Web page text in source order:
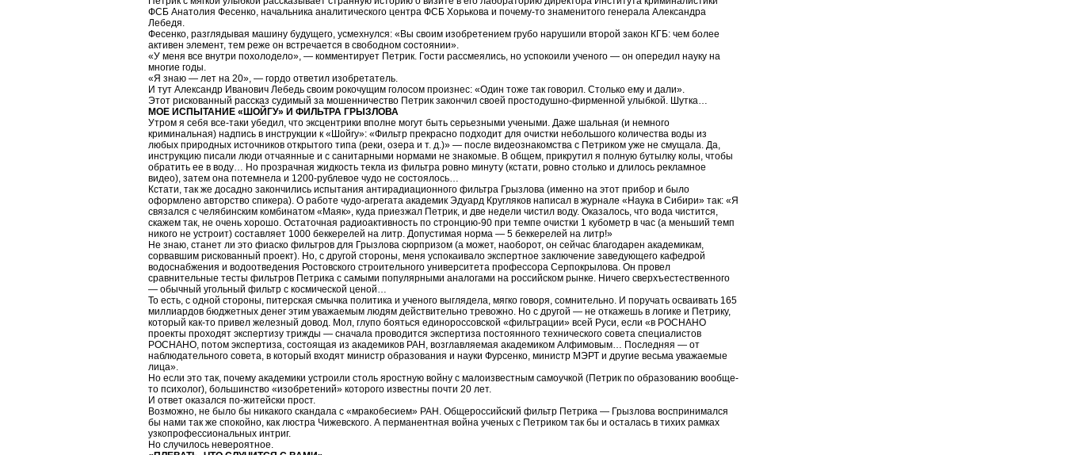
ФСБ Анатолия Фесенко, начальника аналитического центра ФСБ Хорькова и почему-то знаменитого генерала Александра
Лебедя.
Фесенко, разглядывая машину будущего, усмехнулся: «Вы своим изобретением грубо нарушили второй закон КГБ: чем более
активен элемент, тем реже он встречается в свободном состоянии».
«У меня все внутри похолодело», — комментирует Петрик. Гости рассмеялись, но успокоили ученого — он опередил науку на
многие годы.
«Я знаю — лет на 20», — гордо ответил изобретатель.
И тут Александр Иванович Лебедь своим рокочущим голосом произнес: «Один тоже так говорил. Столько ему и дали».
Этот рискованный рассказ судимый за мошенничество Петрик закончил своей простодушно-фирменной улыбкой. Шутка…
МОЕ ИСПЫТАНИЕ «ШОЙГУ» И ФИЛЬТРА ГРЫЗЛОВА
Утром я себя все-таки убедил, что эксцентрики вполне могут быть серьезными учеными. Даже шальная (и немного
криминальная) надпись в инструкции к «Шойгу»: «Фильтр прекрасно подходит для очистки небольшого количества воды из
любых природных источников открытого типа (реки, озера и т. д.)» — после видеознакомства с Петриком уже не смущала. Да,
инструкцию писали люди отчаянные и с санитарными нормами не знакомые. В общем, прикрутил я полную бутылку колы, чтобы
обратить ее в воду… Но прозрачная жидкость текла из фильтра ровно минуту (кстати, ровно столько и длилось рекламное
видео), затем она потемнела и 1200-рублевое чудо не состоялось…
Кстати, так же досадно закончились испытания антирадиационного фильтра Грызлова (именно на этот прибор и было
оформлено авторство спикера). О работе чудо-агрегата академик Эдуард Кругляков написал в журнале «Наука в Сибири» так: «Я
связался с челябинским комбинатом «Маяк», куда приезжал Петрик, и две недели чистил воду. Оказалось, что вода чистится,
скажем так, не очень хорошо. Остаточная радиоактивность по стронцию-90 при темпе очистки 1 кубометр в час (а меньший темп
никого не устроит) составляет 1000 беккерелей на литр. Допустимая норма — 5 беккерелей на литр!»
Не знаю, станет ли это фиаско фильтров для Грызлова сюрпризом (а может, наоборот, он сейчас благодарен академикам,
сорвавшим рискованный проект). Но, с другой стороны, меня успокаивало экспертное заключение заведующего кафедрой
водоснабжения и водоотведения Ростовского строительного университета профессора Серпокрылова. Он провел
сравнительные тесты фильтров Петрика с самыми популярными аналогами на российском рынке. Ничего сверхъестественного
— обычный угольный фильтр с космической ценой…
То есть, с одной стороны, питерская смычка политика и ученого выглядела, мягко говоря, сомнительно. И поручать осваивать 165
миллиардов бюджетных денег этим уважаемым людям действительно тревожно. Но с другой — не откажешь в логике и Петрику,
который как-то привел железный довод. Мол, глупо бояться единороссовской «фильтрации» всей Руси, если «в РОСНАНО
проекты проходят экспертизу трижды — сначала проводится экспертиза постоянного технического совета специалистов
РОСНАНО, потом экспертиза, состоящая из академиков РАН, возглавляемая академиком Алфимовым… Последняя — от
наблюдательного совета, в который входят министр образования и науки Фурсенко, министр МЭРТ и другие весьма уважаемые
лица».
Но если это так, почему академики устроили столь яростную войну с малоизвестным самоучкой (Петрик по образованию вообще-
то психолог), большинство «изобретений» которого известны почти 20 лет.
И ответ оказался по-житейски прост.
Возможно, не было бы никакого скандала с «мракобесием» РАН. Общероссийский фильтр Петрика — Грызлова воспринимался
бы нами так же спокойно, как люстра Чижевского. А перманентная война ученых с Петриком так бы и осталась в тихих рамках
узкопрофессиональных интриг.
Но случилось невероятное.